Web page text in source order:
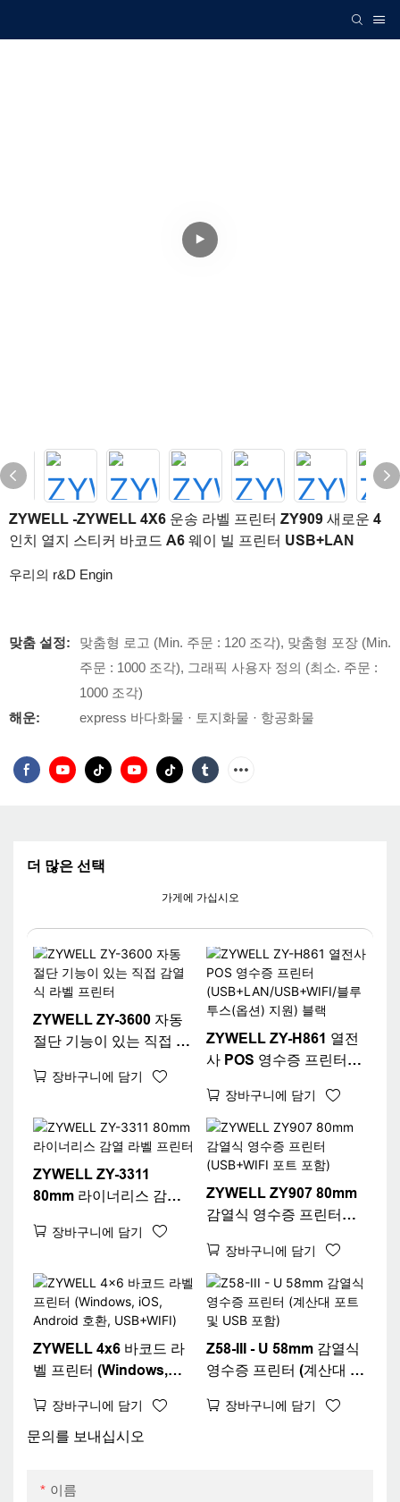
ZYWELL -ZYWELL 4X6 운송 라벨 프린터 ZY909 새로운 4
인치 열지 스티커 바코드 A6 웨이 빌 프린터 USB+LAN
우리의 r&D Engin
맞춤 설정:
맞춤형 로고 (Min. 주문 : 120 조각), 맞춤형 포장 (Min.
주문 : 1000 조각), 그래픽 사용자 정의 (최소. 주문 :
1000 조각)
해운:
express 바다화물 · 토지화물 · 항공화물
더 많은 선택
가게에 가십시오
ZYWELL ZY-3600 자동
절단 기능이 있는 직접 감
장바구니에 담기
ZYWELL ZY-H861 열전
사 POS 영수증 프린터
블루투스(옵션) 지원) 블
랙
장바구니에 담기
ZYWELL ZY-3311
80mm 라이너리스 감열
장바구니에 담기
ZYWELL ZY907 80mm
감열식 영수증 프린터
장바구니에 담기
ZYWELL 4x6 바코드 라
벨 프린터 (Windows,
USB+WIFI)
장바구니에 담기
Z58-III - U 58mm 감열식
영수증 프린터 (계산대 포
장바구니에 담기
문의를 보내십시오
이름